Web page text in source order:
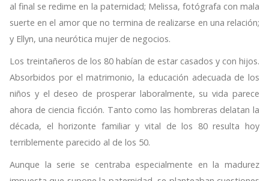
al final se redime en la paternidad; Melissa, fotógrafa con mala
suerte en el amor que no termina de realizarse en una relación;
y Ellyn, una neurótica mujer de negocios.
Los treintañeros de los 80 habían de estar casados y con hijos.
Absorbidos por el matrimonio, la educación adecuada de los
niños y el deseo de prosperar laboralmente, su vida parece
ahora de ciencia ficción. Tanto como las hombreras delatan la
década, el horizonte familiar y vital de los 80 resulta hoy
terriblemente parecido al de los 50.
Aunque la serie se centraba especialmente en la madurez